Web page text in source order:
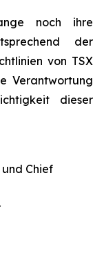
noch ihre
der
von TSX
Verantwortung
dieser
Chief